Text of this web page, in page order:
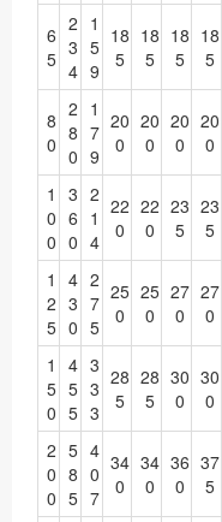
6
5
2
3
4
1
5
9
18
5
18
5
18
5
18
5
8
0
2
8
0
1
7
9
20
0
20
0
20
0
20
0
1
0
0
3
6
0
2
1
4
22
0
22
0
23
5
23
5
1
2
5
4
3
0
2
7
5
25
0
25
0
27
0
27
0
1
5
0
4
5
5
3
3
3
28
5
28
5
30
0
30
0
2
0
0
5
8
5
4
0
7
34
0
34
0
36
0
37
5